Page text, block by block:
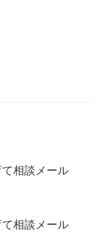
相談メール
相談メール